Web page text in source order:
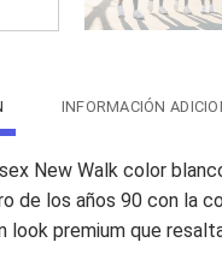
INFORMACIÓN
New Walk color
de los años 90 con la
look premium que